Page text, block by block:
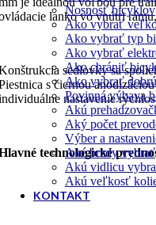
Nosnosť bicyklov
Ako vybrať
Ako vybrať typ
Ako vybrať
Ako chrániť
Ako vybrať
Povinná výbava
Akú
Aký počet
Výber a
Aké brzdy vybrať
Akú vidlicu
Akú veľkosť
KONTAKT
lanko vo vnútri
sedlovky sa
s čiernou
nastavenie
technologické